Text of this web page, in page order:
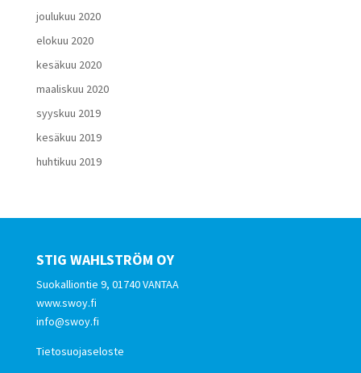
joulukuu 2020
elokuu 2020
kesäkuu 2020
maaliskuu 2020
syyskuu 2019
kesäkuu 2019
huhtikuu 2019
STIG WAHLSTRÖM OY
Suokalliontie 9, 01740 VANTAA
www.swoy.fi
info@swoy.fi
Tietosuojaseloste